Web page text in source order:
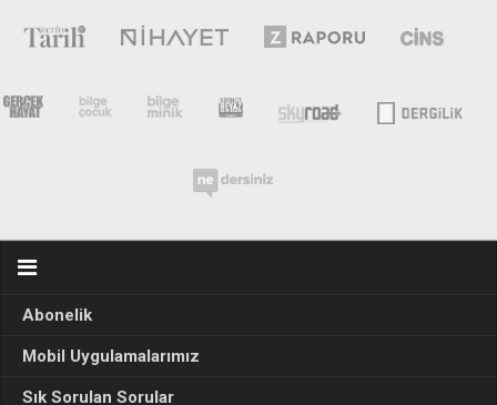
Abonelik
Mobil Uygulamalarımız
Sık Sorulan Sorular